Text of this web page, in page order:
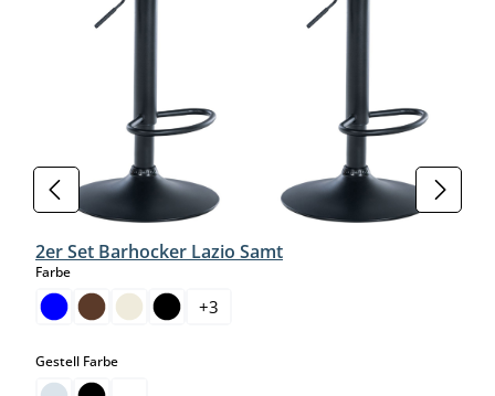
2er Set Barhocker Lazio Samt
Farbeauswählen
+3
Gestell Farbeauswählen